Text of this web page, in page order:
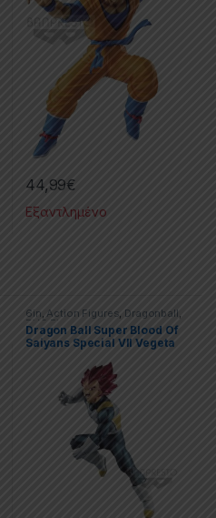
44,99€
Εξαντλημένο
6in,Action Figures, Dragonball,
PVC Figures
Dragon Ball Super Blood Of
Saiyans Special VII Vegeta